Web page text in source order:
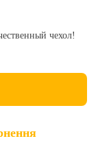
чехол!